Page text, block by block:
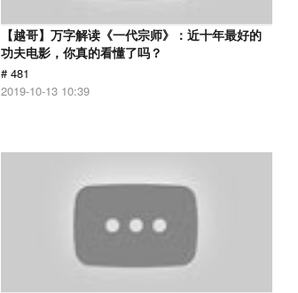
【越哥】万字解读《一代宗师》：近十年最好的
功夫电影，你真的看懂了吗？
# 481
2019-10-13 10:39